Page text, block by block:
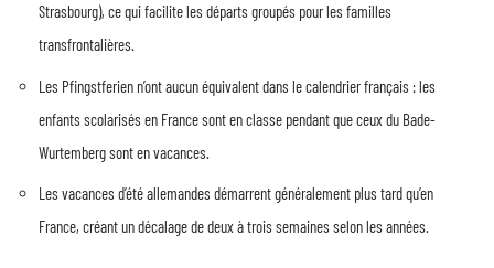
Strasbourg), ce qui facilite les départs groupés pour les familles
transfrontalières.
Les Pfingstferien n’ont aucun équivalent dans le calendrier français : les
enfants scolarisés en France sont en classe pendant que ceux du Bade-
Wurtemberg sont en vacances.
Les vacances d’été allemandes démarrent généralement plus tard qu’en
France, créant un décalage de deux à trois semaines selon les années.